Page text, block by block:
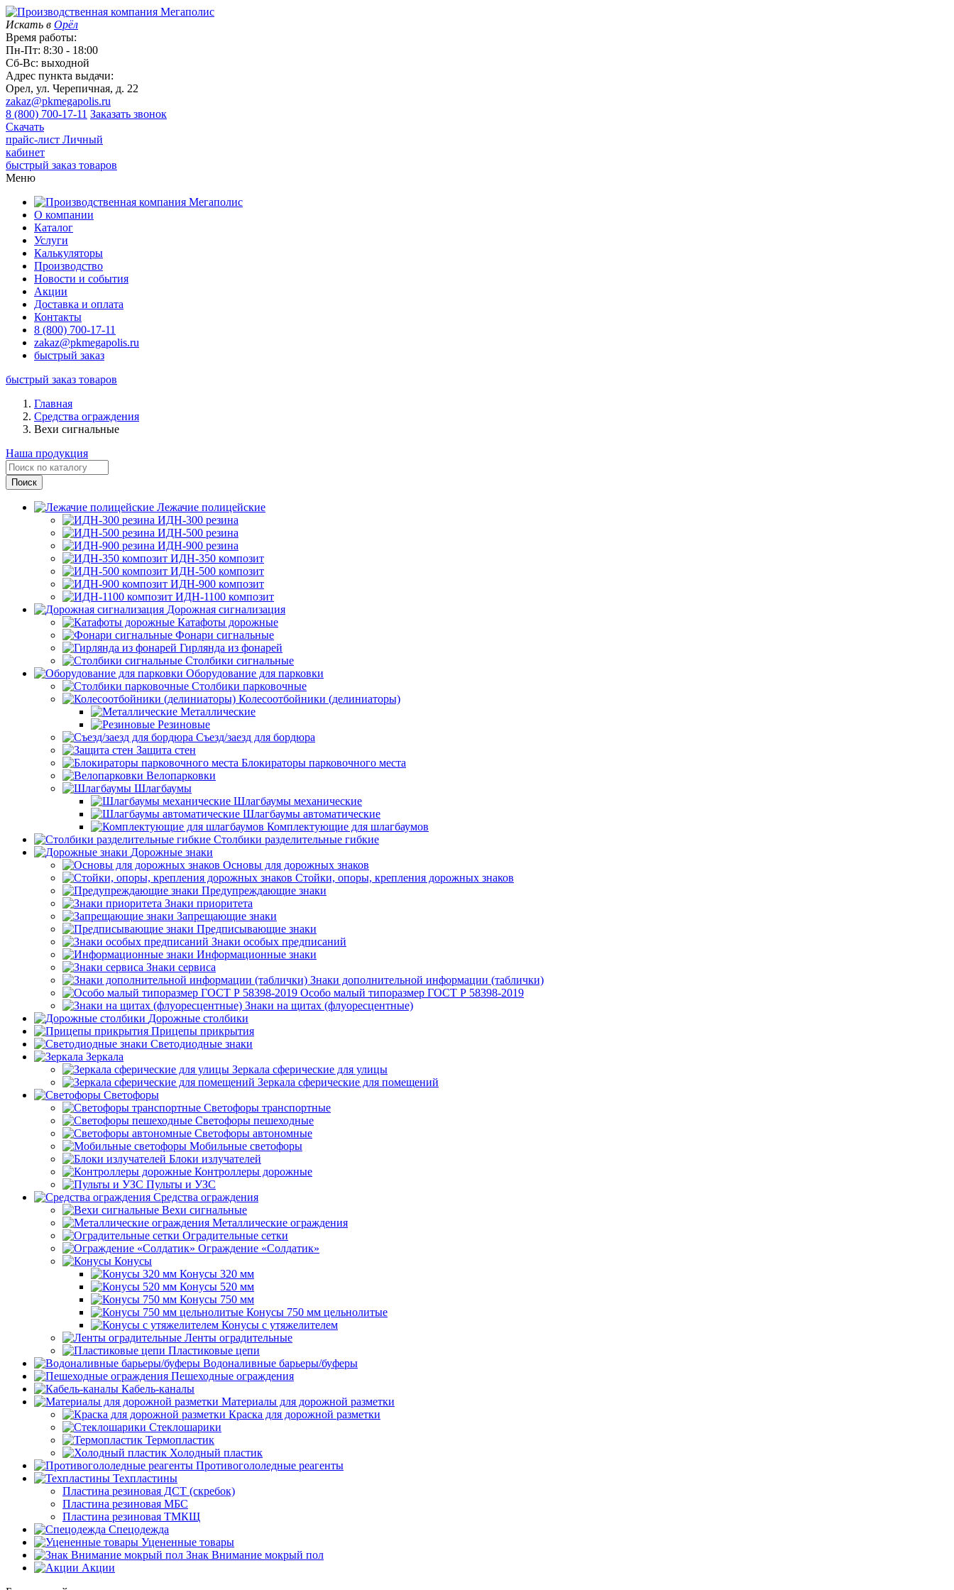
Искать в Орёл
Время работы:
Пн-Пт: 8:30 - 18:00
Сб-Вс: выходной
Адрес пункта выдачи:
Орел, ул. Черепичная, д. 22
zakaz@pkmegapolis.ru
8 (800) 700-17-11 Заказать звонок
Скачать
прайс-лист Личный
кабинет
быстрый заказ товаров
Меню
О компании
Каталог
Услуги
Калькуляторы
Производство
Новости и события
Акции
Доставка и оплата
Контакты
8 (800) 700-17-11
zakaz@pkmegapolis.ru
быстрый заказ
быстрый заказ товаров
Главная
Средства ограждения
Вехи сигнальные
Наша продукция
Лежачие полицейские
ИДН-300 резина
ИДН-500 резина
ИДН-900 резина
ИДН-350 композит
ИДН-500 композит
ИДН-900 композит
ИДН-1100 композит
Дорожная сигнализация
Катафоты дорожные
Фонари сигнальные
Гирлянда из фонарей
Столбики сигнальные
Оборудование для парковки
Столбики парковочные
Колесоотбойники (делиниаторы)
Металлические
Резиновые
Съезд/заезд для бордюра
Защита стен
Блокираторы парковочного места
Велопарковки
Шлагбаумы
Шлагбаумы механические
Шлагбаумы автоматические
Комплектующие для шлагбаумов
Столбики разделительные гибкие
Дорожные знаки
Основы для дорожных знаков
Стойки, опоры, крепления дорожных знаков
Предупреждающие знаки
Знаки приоритета
Запрещающие знаки
Предписывающие знаки
Знаки особых предписаний
Информационные знаки
Знаки сервиса
Знаки дополнительной информации (таблички)
Особо малый типоразмер ГОСТ Р 58398-2019
Знаки на щитах (флуоресцентные)
Дорожные столбики
Прицепы прикрытия
Светодиодные знаки
Зеркала
Зеркала сферические для улицы
Зеркала сферические для помещений
Светофоры
Светофоры транспортные
Светофоры пешеходные
Светофоры автономные
Мобильные светофоры
Блоки излучателей
Контроллеры дорожные
Пульты и УЗС
Средства ограждения
Вехи сигнальные
Металлические ограждения
Оградительные сетки
Ограждение «Солдатик»
Конусы
Конусы 320 мм
Конусы 520 мм
Конусы 750 мм
Конусы 750 мм цельнолитые
Конусы с утяжелителем
Ленты оградительные
Пластиковые цепи
Водоналивные барьеры/буферы
Пешеходные ограждения
Кабель-каналы
Материалы для дорожной разметки
Краска для дорожной разметки
Стеклошарики
Термопластик
Холодный пластик
Противогололедные реагенты
Техпластины
Пластина резиновая ДСТ (скребок)
Пластина резиновая МБС
Пластина резиновая ТМКЩ
Спецодежда
Уцененные товары
Знак Внимание мокрый пол
Акции